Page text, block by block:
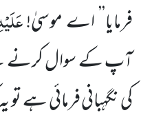
فرمایا’’ اے موسیٰ!
آپ کے سوال کرنے
کی نگہبانی فرمائی ہے